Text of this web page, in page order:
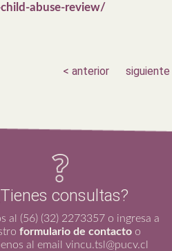
abuse-review/
< anterior siguiente
consultas?
al (56) (32) 2273357 o ingresa a
formulario de contactoo
al email vincu.tsl@pucv.cl